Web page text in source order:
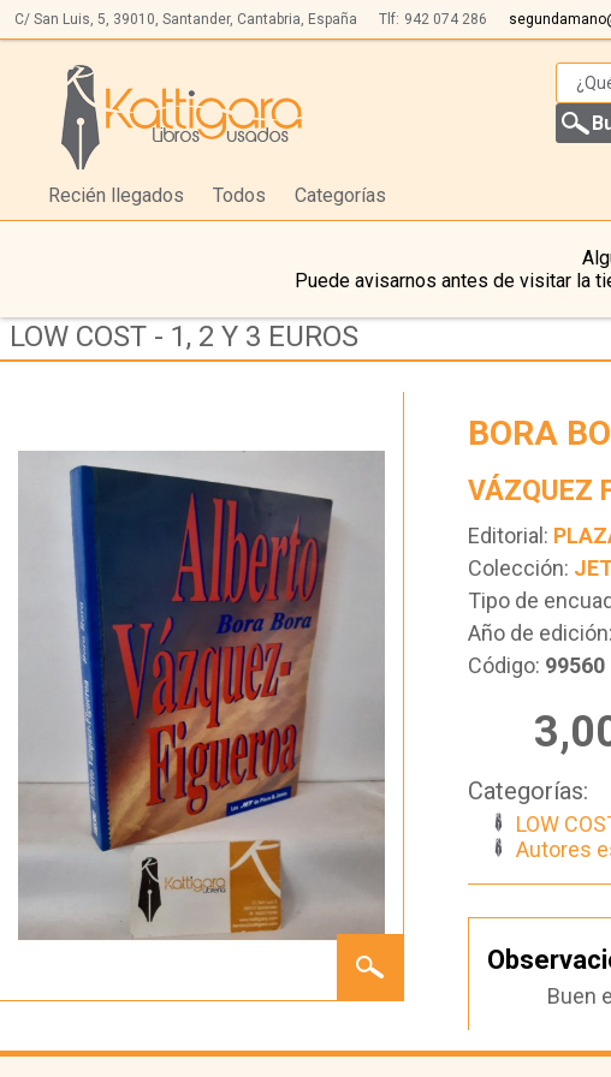
C/ San Luis, 5, 39010, Santander, Cantabria, España Tlf: 942 074 286
Recién llegados Todos Categorías
Puede avisarnos antes de visitar la
LOW COST - 1, 2 Y 3 EUROS
BORA
BORA
VÁZQUEZ
Editorial:
Colección:
Tipo de
Año de edición:
Código: 99560
Categorías:
LOW
Autores
Buen